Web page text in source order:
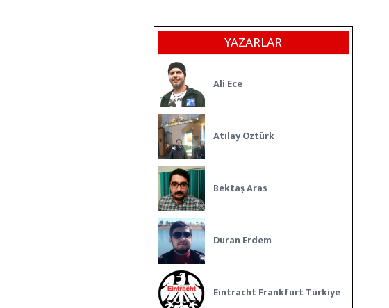
YAZARLAR
Ali Ece
Atılay Öztürk
Bektaş Aras
Duran Erdem
Eintracht Frankfurt Türkiye